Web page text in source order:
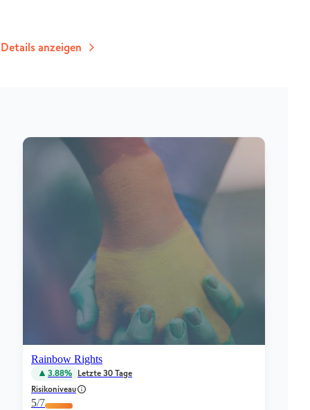
Details anzeigen
Rainbow Rights
3.88%
Letzte 30 Tage
Risikoniveau
5/7